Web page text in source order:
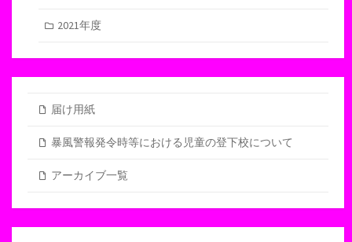
2021年度
届け用紙
暴風警報発令時等における児童の登下校について
アーカイブ一覧